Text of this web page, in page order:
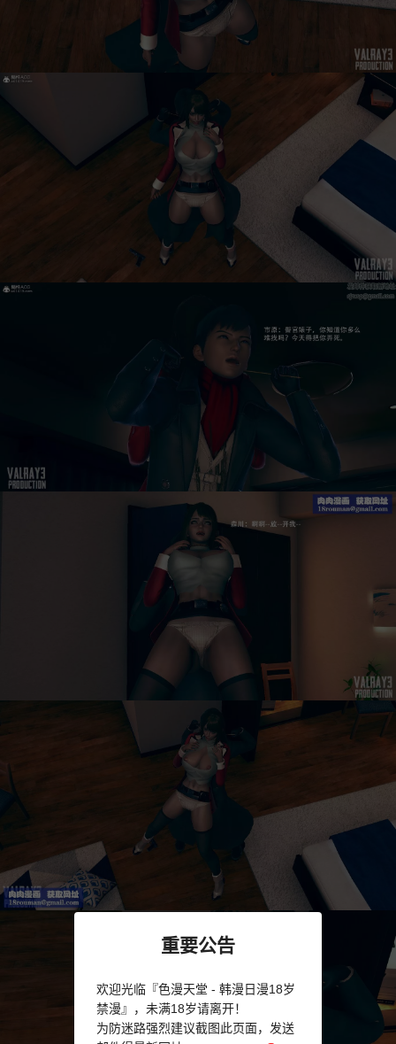
重要公告
欢迎光临『色漫天堂 - 韩漫日漫18岁
禁漫』，未满18岁请离开！
为防迷路强烈建议截图此页面，发送